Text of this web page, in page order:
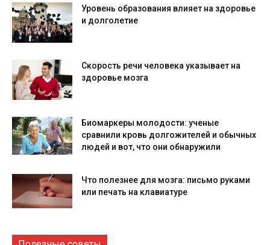
Уровень образования влияет на здоровье
и долголетие
Скорость речи человека указывает на
здоровье мозга
Биомаркеры молодости: ученые
сравнили кровь долгожителей и обычных
людей и вот, что они обнаружили
Что полезнее для мозга: письмо руками
или печать на клавиатуре